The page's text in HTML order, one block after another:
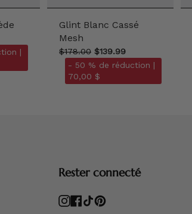
|
Glint Blanc Cassé
Mesh
$178.00 $139.99
- 50 % de réduction |
70,00 $
Rester connecté
Instagram
Facebook
TikTokPinterest